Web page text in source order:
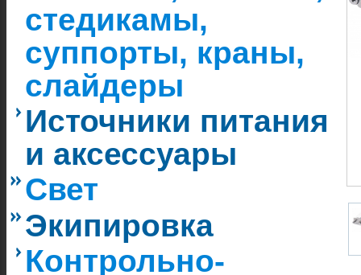
стедикамы,
суппорты, краны,
слайдеры
Источники питания
и аксессуары
Свет
Экипировка
Контрольно-